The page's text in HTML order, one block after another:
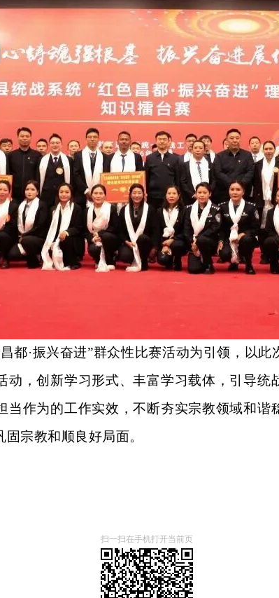
都·振兴奋进”群众性比赛活动为引领，以此
动，创新学习形式、丰富学习载体，引导统
当作为的工作实效，不断夯实宗教领域和谐
宗教和顺良好局面。
扫一扫在手机打开当前页